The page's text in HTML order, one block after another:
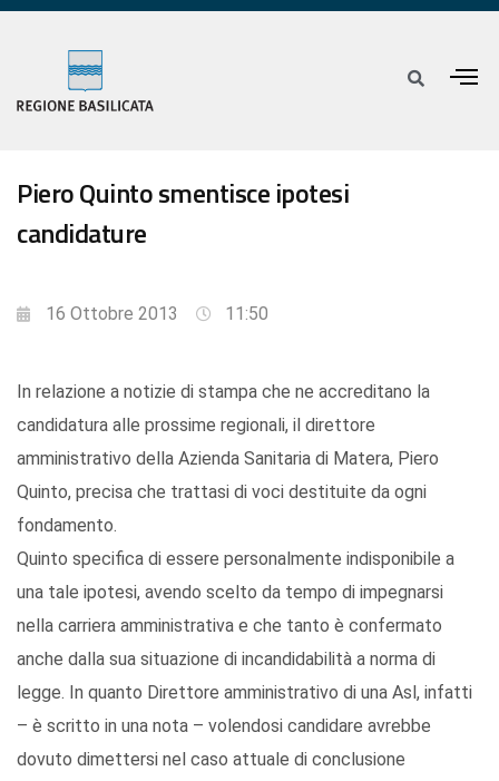
Piero Quinto smentisce ipotesi
candidature
16 Ottobre 2013 11:50
In relazione a notizie di stampa che ne accreditano la
candidatura alle prossime regionali, il direttore
amministrativo della Azienda Sanitaria di Matera, Piero
Quinto, precisa che trattasi di voci destituite da ogni
fondamento.
Quinto specifica di essere personalmente indisponibile a
una tale ipotesi, avendo scelto da tempo di impegnarsi
nella carriera amministrativa e che tanto è confermato
anche dalla sua situazione di incandidabilità a norma di
legge. In quanto Direttore amministrativo di una Asl, infatti
– è scritto in una nota – volendosi candidare avrebbe
dovuto dimettersi nel caso attuale di conclusione